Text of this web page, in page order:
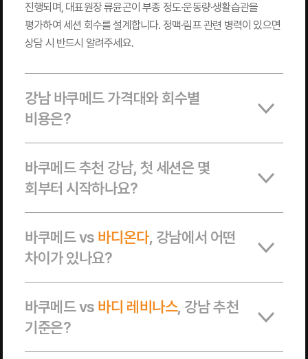
진행되며, 대표원장 류윤곤이 부종 정도·운동량·생활습관을
평가하여 세션 회수를 설계합니다. 정맥·림프 관련 병력이 있으면
상담 시 반드시 알려주세요.
강남 바쿠메드 가격대와 회수별
비용은?
바쿠메드 추천 강남, 첫 세션은 몇
회부터 시작하나요?
바쿠메드 vs 바디온다, 강남에서 어떤
차이가 있나요?
바쿠메드 vs 바디 레비나스, 강남 추천
기준은?